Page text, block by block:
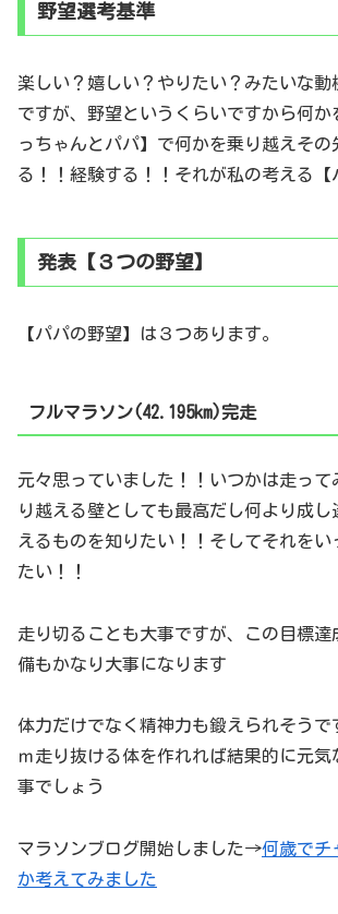
野望選考基準
楽しい？嬉しい？やりたい？みたいな動
ですが、野望というくらいですから何か
っちゃんとパパ】で何かを乗り越えその
る！！経験する！！それが私の考える【
発表【３つの野望】
【パパの野望】は３つあります。
フルマラソン(42.195km)完走
元々思っていました！！いつかは走って
り越える壁としても最高だし何より成し
えるものを知りたい！！そしてそれをい
たい！！
走り切ることも大事ですが、この目標達
備もかなり大事になります
体力だけでなく精神力も鍛えられそうで
ｍ走り抜ける体を作れれば結果的に元気
事でしょう
マラソンブログ開始しました→何歳でチ
か考えてみました